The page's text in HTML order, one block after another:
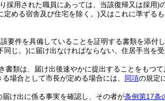
採用された職員にあっては、当該復帰又は採用)
定める宿舎及び住宅を除く。)又はこれに準ずる
要件を具備していることを証明する書類を添付し
同じ。)に届け出なければならない。 住居手当を
類は、届け出後速やかに提出することをもつて
場合として市長が定める場合には、 同項の規定
け出に係る事実を確認し、その者が条例第17条